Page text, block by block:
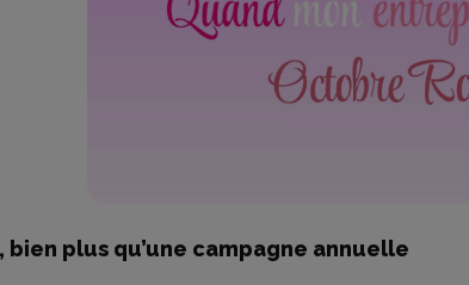
bien plus qu’une campagne annuelle